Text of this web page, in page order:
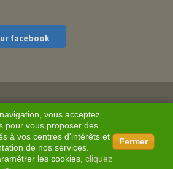
facebook
vous acceptez
pour vous proposer des
à vos centres d'intérêts et
de nos services.
les cookies, cliquez
Fermer
vente